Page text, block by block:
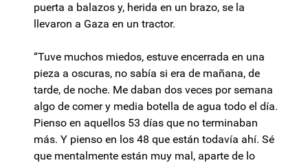
puerta a balazos y, herida en un brazo, se la
llevaron a Gaza en un tractor.
“Tuve muchos miedos, estuve encerrada en una
pieza a oscuras, no sabía si era de mañana, de
tarde, de noche. Me daban dos veces por semana
algo de comer y media botella de agua todo el día.
Pienso en aquellos 53 días que no terminaban
más. Y pienso en los 48 que están todavía ahí. Sé
que mentalmente están muy mal, aparte de lo